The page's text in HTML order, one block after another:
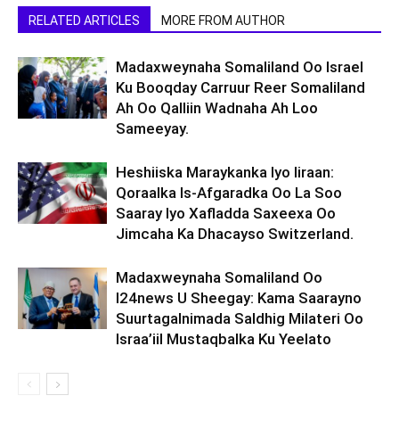
RELATED ARTICLES MORE FROM AUTHOR
Madaxweynaha Somaliland Oo Israel
Ku Booqday Carruur Reer Somaliland
Ah Oo Qalliin Wadnaha Ah Loo
Sameeyay.
Heshiiska Maraykanka Iyo Iiraan:
Qoraalka Is-Afgaradka Oo La Soo
Saaray Iyo Xafladda Saxeexa Oo
Jimcaha Ka Dhacayso Switzerland.
Madaxweynaha Somaliland Oo
I24news U Sheegay: Kama Saarayno
Suurtagalnimada Saldhig Milateri Oo
Israa’iil Mustaqbalka Ku Yeelato